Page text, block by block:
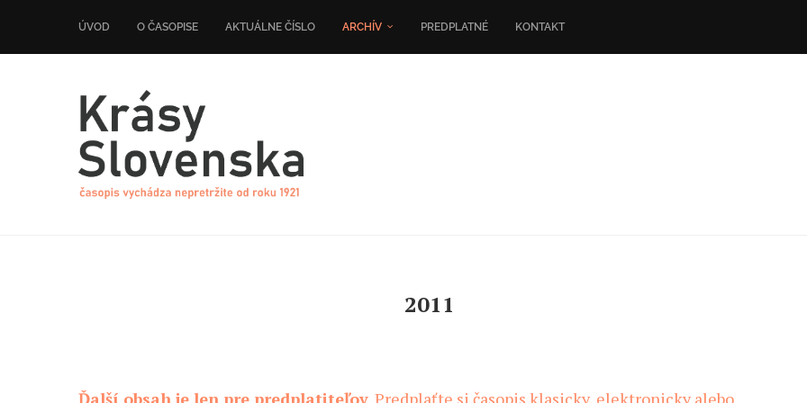
ÚVOD O ČASOPISE AKTUÁLNE ČÍSLO ARCHÍV PREDPLATNÉ KONTAKT
2011
Ďalší obsah je len pre predplatiteľov . Predplaťte si časopis klasicky, elektronicky alebo